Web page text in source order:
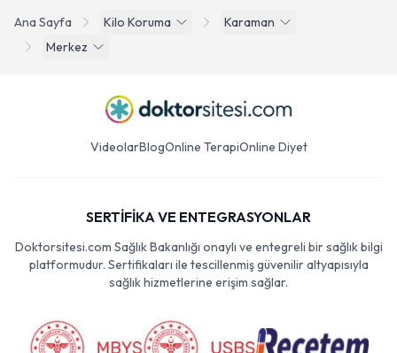
Ana Sayfa Kilo Koruma
Karaman
Merkez
VideolarBlogOnline TerapiOnline Diyet
SERTİFİKA VE ENTEGRASYONLAR
Doktorsitesi.com Sağlık Bakanlığı onaylı ve entegreli bir sağlık bilgi
platformudur. Sertifikaları ile tescillenmiş güvenilir altyapısıyla
sağlık hizmetlerine erişim sağlar.